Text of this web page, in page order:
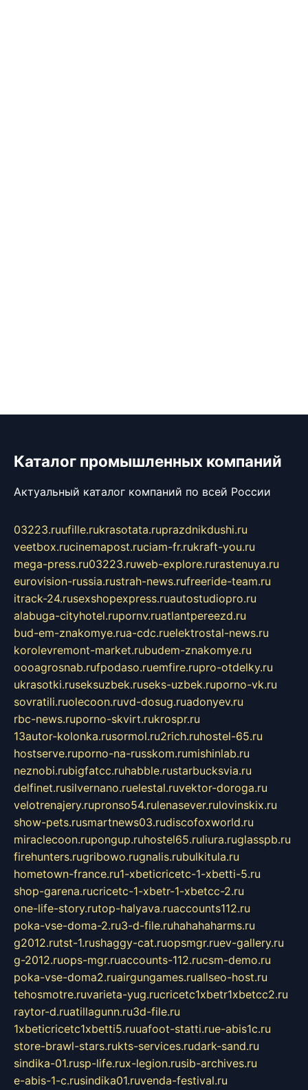
Каталог промышленных компаний
Актуальный каталог компаний по всей России
03223.ruufille.rukrasotata.ruprazdnikdushi.ru
veetbox.rucinemapost.ruciam-fr.rukraft-you.ru
mega-press.ru03223.ruweb-explore.rurastenuya.ru
eurovision-russia.rustrah-news.rufreeride-team.ru
itrack-24.rusexshopexpress.ruautostudiopro.ru
alabuga-cityhotel.rupornv.ruatlantpereezd.ru
bud-em-znakomye.rua-cdc.ruelektrostal-news.ru
korolevremont-market.rubudem-znakomye.ru
oooagrosnab.rufpodaso.ruemfire.rupro-otdelky.ru
ukrasotki.ruseksuzbek.ruseks-uzbek.ruporno-vk.ru
sovratili.ruolecoon.ruvd-dosug.ruadonyev.ru
rbc-news.ruporno-skvirt.rukrospr.ru
13autor-kolonka.rusormol.ru2rich.ruhostel-65.ru
hostserve.ruporno-na-russkom.rumishinlab.ru
neznobi.rubigfatcc.ruhabble.rustarbucksvia.ru
delfinet.rusilvernano.ruelestal.ruvektor-doroga.ru
velotrenajery.rupronso54.rulenasever.rulovinskix.ru
show-pets.rusmartnews03.rudiscofoxworld.ru
miraclecoon.rupongup.ruhostel65.ruliura.ruglasspb.ru
firehunters.rugribowo.rugnalis.rubulkitula.ru
hometown-france.ru1-xbeticricetc-1-xbetti-5.ru
shop-garena.rucricetc-1-xbetr-1-xbetcc-2.ru
one-life-story.rutop-halyava.ruaccounts112.ru
poka-vse-doma-2.ru3-d-file.ruhahahaharms.ru
g2012.rutst-1.rushaggy-cat.ruopsmgr.ruev-gallery.ru
g-2012.ruops-mgr.ruaccounts-112.rucsm-demo.ru
poka-vse-doma2.ruairgungames.ruallseo-host.ru
tehosmotre.ruvarieta-yug.rucricetc1xbetr1xbetcc2.ru
raytor-d.ruatillagunn.ru3d-file.ru
1xbeticricetc1xbetti5.ruuafoot-statti.rue-abis1c.ru
store-brawl-stars.rukts-services.rudark-sand.ru
sindika-01.rusp-life.rux-legion.rusib-archives.ru
e-abis-1-c.rusindika01.ruvenda-festival.ru